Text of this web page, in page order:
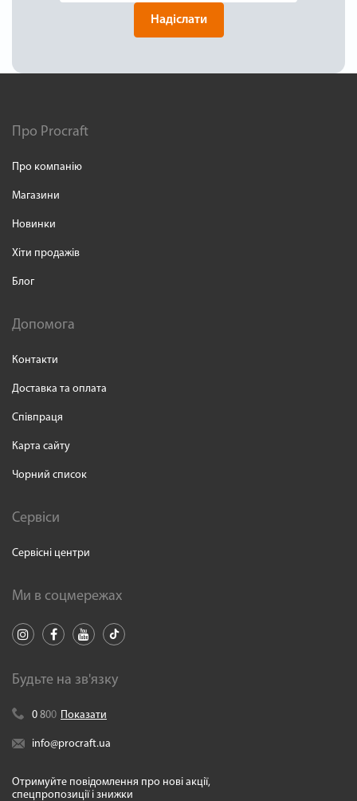
Надіслати
Про Procraft
Про компанію
Магазини
Новинки
Хіти продажів
Блог
Допомога
Контакти
Доставка та оплата
Співпраця
Карта сайту
Чорний список
Сервіси
Сервісні центри
Ми в соцмережах
Будьте на зв'язку
0 800 Показати
info@procraft.ua
Отримуйте повідомлення про нові акції,
спецпропозиції і знижки